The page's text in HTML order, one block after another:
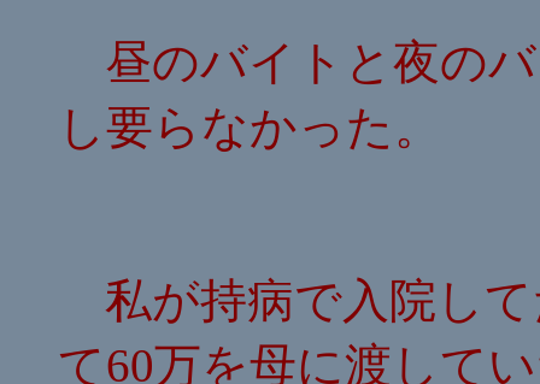
昼のバイトと夜の
し要らなかった。
私が持病で入院し
て60万を母に渡して